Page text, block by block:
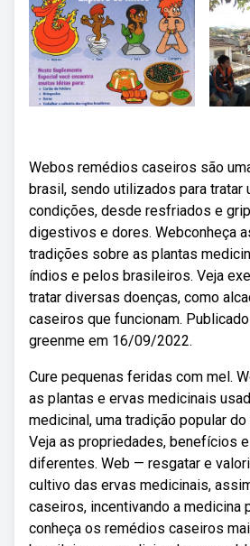
Webos remédios caseiros são
brasil, sendo utilizados para tratar
condições, desde resfriados e
digestivos e dores. Webconheça
tradições sobre as plantas
índios e pelos brasileiros. Veja
tratar diversas doenças, como
caseiros que funcionam.
greenme em 16/09/2022.
Cure pequenas feridas com mel.
as plantas e ervas medicinais
medicinal, uma tradição popular
Veja as propriedades, benefícios
diferentes. Web — resgatar e
cultivo das ervas medicinais,
caseiros, incentivando a medicina
conheça os remédios caseiros